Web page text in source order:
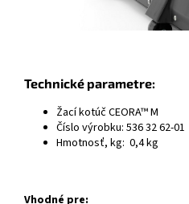
Technické parametre:
Žací kotúč CEORA™ M
Číslo výrobku: 536 32 62‑01
Hmotnosť, kg: 0,4 kg
Vhodné pre: